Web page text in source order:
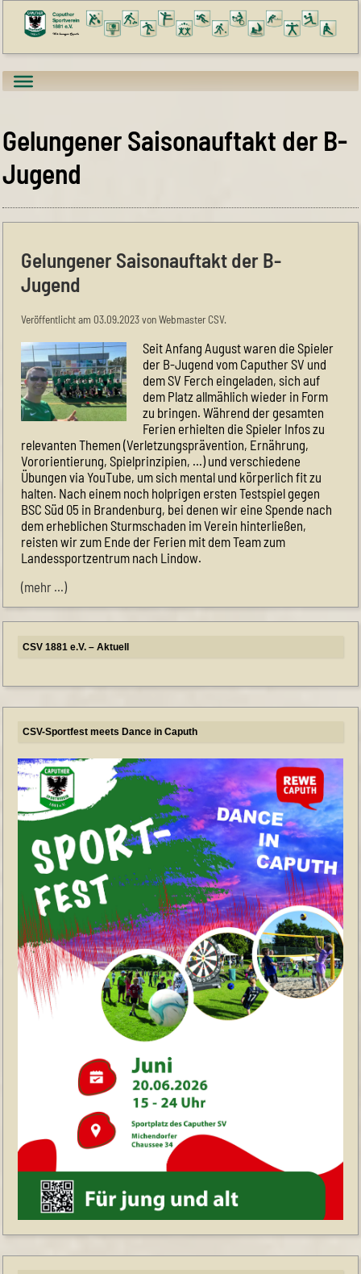
Gelungener Saisonauftakt der B-
Jugend
Gelungener Saisonauftakt der B-
Jugend
Veröffentlicht am 03.09.2023 von Webmaster CSV.
Seit Anfang August waren die Spieler
der B-Jugend vom Caputher SV und
dem SV Ferch eingeladen, sich auf
dem Platz allmählich wieder in Form
zu bringen. Während der gesamten
Ferien erhielten die Spieler Infos zu
relevanten Themen (Verletzungsprävention, Ernährung,
Vororientierung, Spielprinzipien, …) und verschiedene
Übungen via YouTube, um sich mental und körperlich fit zu
halten. Nach einem noch holprigen ersten Testspiel gegen
BSC Süd 05 in Brandenburg, bei denen wir eine Spende nach
dem erheblichen Sturmschaden im Verein hinterließen,
reisten wir zum Ende der Ferien mit dem Team zum
Landessportzentrum nach Lindow.
(mehr …)
CSV 1881 e.V. – Aktuell
CSV-Sportfest meets Dance in Caputh